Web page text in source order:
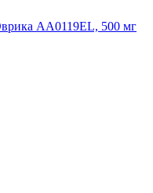
AA0119EL, 500 мг